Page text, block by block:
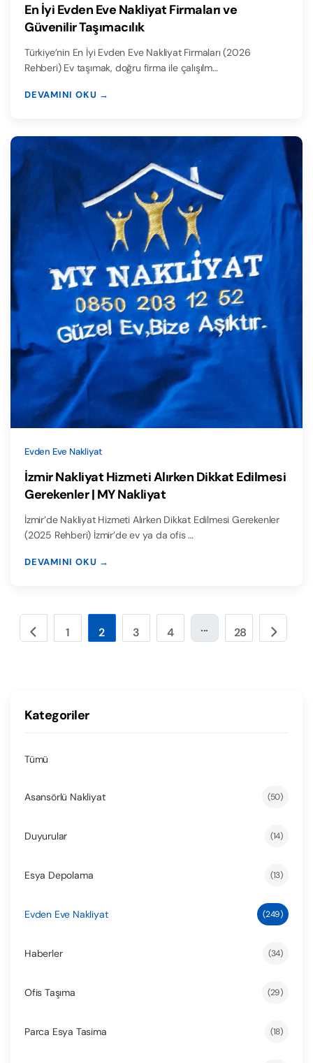
En İyi Evden Eve Nakliyat Firmaları ve
Güvenilir Taşımacılık
Türkiye’nin En İyi Evden Eve Nakliyat Firmaları (2026
Rehberi) Ev taşımak, doğru firma ile çalışılm…
DEVAMINI OKU →
Evden Eve Nakliyat
İzmir Nakliyat Hizmeti Alırken Dikkat Edilmesi
Gerekenler | MY Nakliyat
İzmir’de Nakliyat Hizmeti Alırken Dikkat Edilmesi Gerekenler
(2025 Rehberi) İzmir’de ev ya da ofis …
DEVAMINI OKU →
1 2 3 4 ... 28
Kategoriler
Tümü
Asansörlü Nakliyat (50)
Duyurular (14)
Esya Depolama (13)
Evden Eve Nakliyat (249)
Haberler (34)
Ofis Taşıma (29)
Parca Esya Tasima (18)